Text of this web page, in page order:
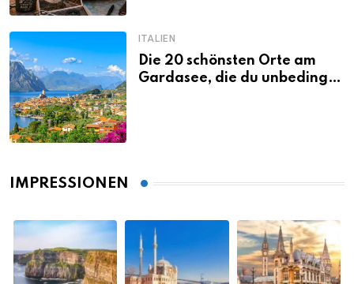
ITALIEN
Die 20 schönsten Orte am
Gardasee, die du unbedingt
IMPRESSIONEN